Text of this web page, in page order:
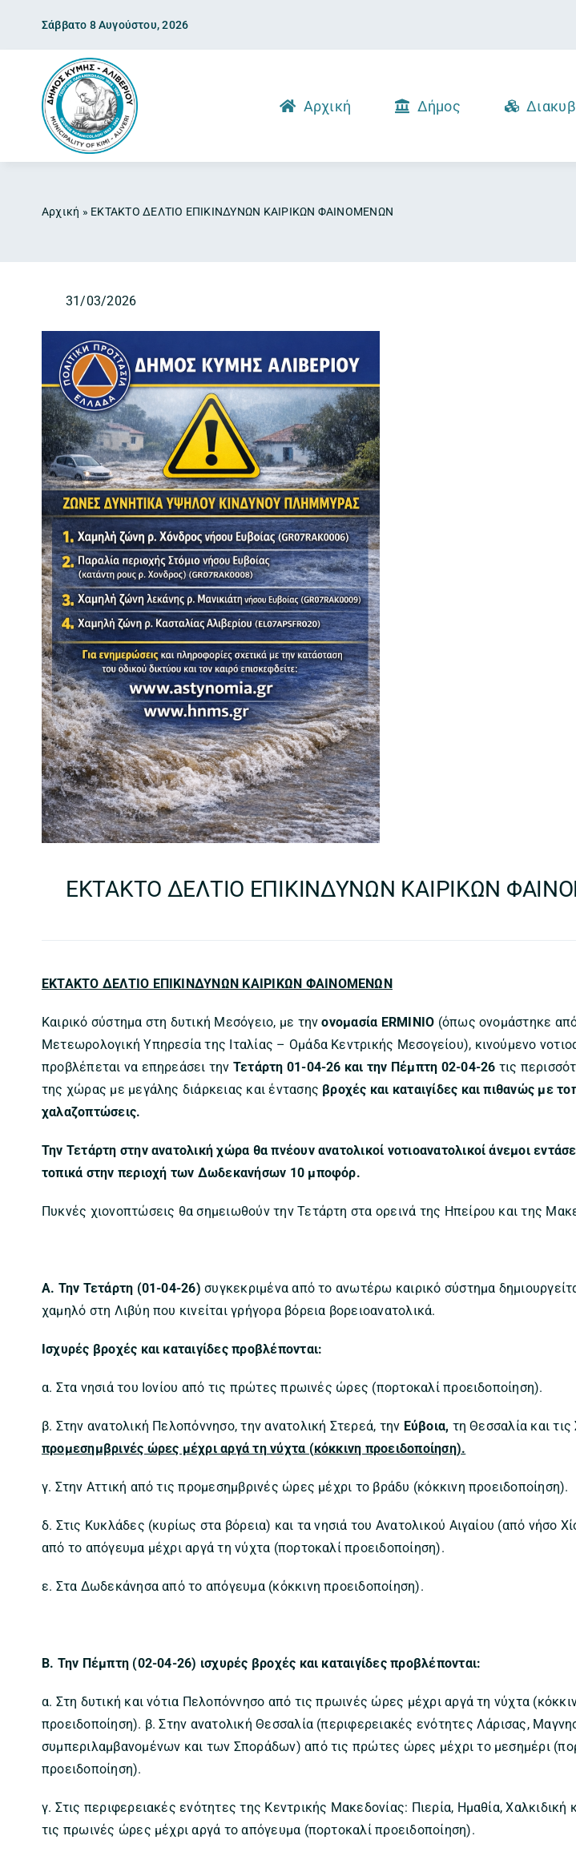
content
Σάββατο 8 Αυγούστου, 2026
Αρχική Δήμος
Αρχική » ΕΚΤΑΚΤΟ ΔΕΛΤΙΟ ΕΠΙΚΙΝΔΥΝΩΝ ΚΑΙΡΙΚΩΝ ΦΑΙΝΟΜΕΝΩΝ
31/03/2026
ΕΚΤΑΚΤΟ ΔΕΛΤΙΟ ΕΠΙΚΙΝΔΥΝΩΝ ΚΑΙΡΙΚΩΝ
ΕΚΤΑΚΤΟ ΔΕΛΤΙΟ ΕΠΙΚΙΝΔΥΝΩΝ ΚΑΙΡΙΚΩΝ ΦΑΙΝΟΜΕΝΩΝ
Καιρικό σύστημα στη δυτική Μεσόγειο, με τηνονομασία ERMINIO (όπως ονομάστηκε
Μετεωρολογική Υπηρεσία της Ιταλίας – Ομάδα Κεντρικής Μεσογείου), κινούμενο
προβλέπεται να επηρεάσει την Τετάρτη 01-04-26 και την Πέμπτη 02-04-26 τις
της χώρας με μεγάλης διάρκειας και έντασης βροχές και καταιγίδες και πιθανώς με
χαλαζοπτώσεις.
Την Τετάρτη στην ανατολική χώρα θα πνέουν ανατολικοί νοτιοανατολικοί άνεμοι
τοπικά στην περιοχή των Δωδεκανήσων 10 μποφόρ.
Πυκνές χιονοπτώσεις θα σημειωθούν την Τετάρτη στα ορεινά της Ηπείρου και της
Α. Την Τετάρτη (01-04-26) συγκεκριμένα από το ανωτέρω καιρικό σύστημα
χαμηλό στη Λιβύη που κινείται γρήγορα βόρεια βορειοανατολικά.
Ισχυρές βροχές και καταιγίδες προβλέπονται:
α. Στα νησιά του Ιονίου από τις πρώτες πρωινές ώρες (πορτοκαλί προειδοποίηση).
β. Στην ανατολική Πελοπόννησο, την ανατολική Στερεά, την Εύβοια, τη Θεσσαλία και
προμεσημβρινές ώρες μέχρι αργά τη νύχτα (κόκκινη προειδοποίηση).
γ. Στην Αττική από τις προμεσημβρινές ώρες μέχρι το βράδυ (κόκκινη προειδοποίηση).
δ. Στις Κυκλάδες (κυρίως στα βόρεια) και τα νησιά του Ανατολικού Αιγαίου (από νήσο
από το απόγευμα μέχρι αργά τη νύχτα (πορτοκαλί προειδοποίηση).
ε. Στα Δωδεκάνησα από το απόγευμα (κόκκινη προειδοποίηση).
Β. Την Πέμπτη (02-04-26) ισχυρές βροχές και καταιγίδες προβλέπονται:
α. Στη δυτική και νότια Πελοπόννησο από τις πρωινές ώρες μέχρι αργά τη νύχτα
προειδοποίηση). β. Στην ανατολική Θεσσαλία (περιφερειακές ενότητες Λάρισας,
συμπεριλαμβανομένων και των Σποράδων) από τις πρώτες ώρες μέχρι το μεσημέρι
προειδοποίηση).
γ. Στις περιφερειακές ενότητες της Κεντρικής Μακεδονίας: Πιερία, Ημαθία, Χαλκιδική
τις πρωινές ώρες μέχρι αργά το απόγευμα (πορτοκαλί προειδοποίηση).